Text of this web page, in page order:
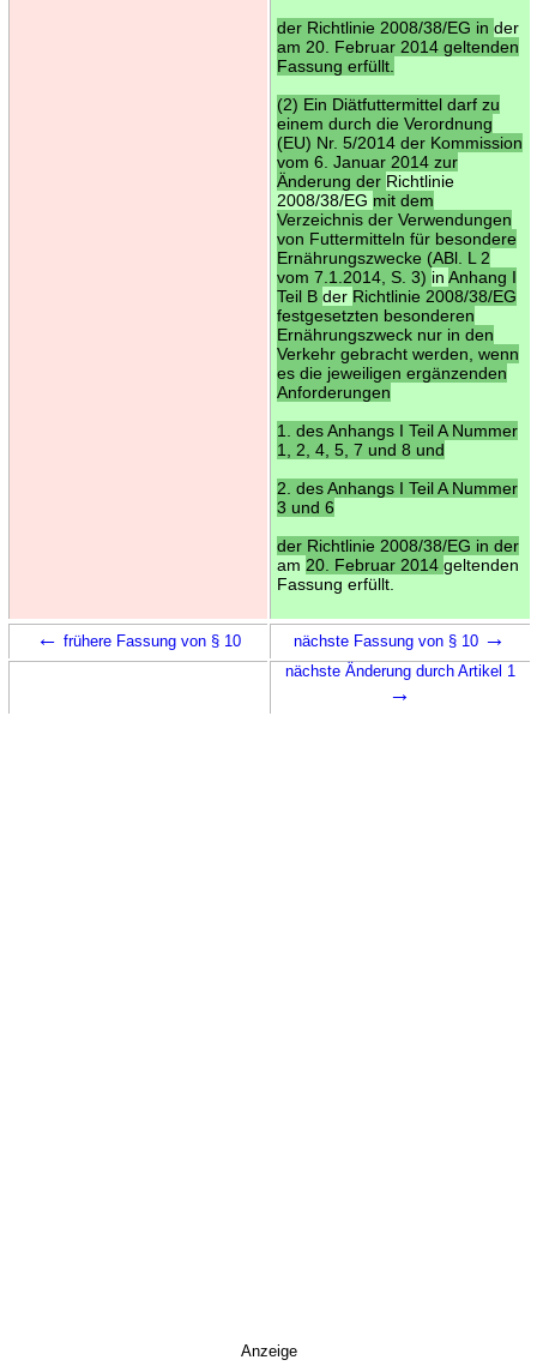
der Richtlinie 2008/38/EG in der
am 20. Februar 2014 geltenden
Fassung erfüllt.
(2) Ein Diätfuttermittel darf zu
einem durch die Verordnung
(EU) Nr. 5/2014 der Kommission
vom 6. Januar 2014 zur
Änderung der Richtlinie
2008/38/EG mit dem
Verzeichnis der Verwendungen
von Futtermitteln für besondere
Ernährungszwecke (ABl. L 2
vom 7.1.2014, S. 3) in Anhang I
Teil B der Richtlinie 2008/38/EG
festgesetzten besonderen
Ernährungszweck nur in den
Verkehr gebracht werden, wenn
es die jeweiligen ergänzenden
Anforderungen
1. des Anhangs I Teil A Nummer
1, 2, 4, 5, 7 und 8 und
2. des Anhangs I Teil A Nummer
3 und 6
der Richtlinie 2008/38/EG in der
am 20. Februar 2014 geltenden
Fassung erfüllt.
← frühere Fassung von § 10 nächste Fassung von § 10 →
nächste Änderung durch Artikel 1
→
Anzeige